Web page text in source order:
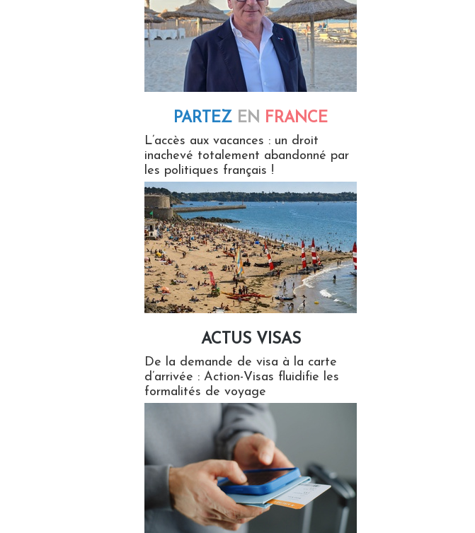
PARTEZ EN FRANCE
L’accès aux vacances : un droit
inachevé totalement abandonné par
les politiques français !
ACTUS VISAS
De la demande de visa à la carte
d’arrivée : Action-Visas fluidifie les
formalités de voyage